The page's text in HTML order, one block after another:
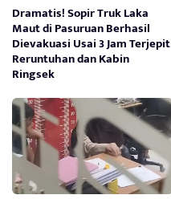
Dramatis! Sopir Truk Laka
Maut di Pasuruan Berhasil
Dievakuasi Usai 3 Jam Terjepit
Reruntuhan dan Kabin
Ringsek